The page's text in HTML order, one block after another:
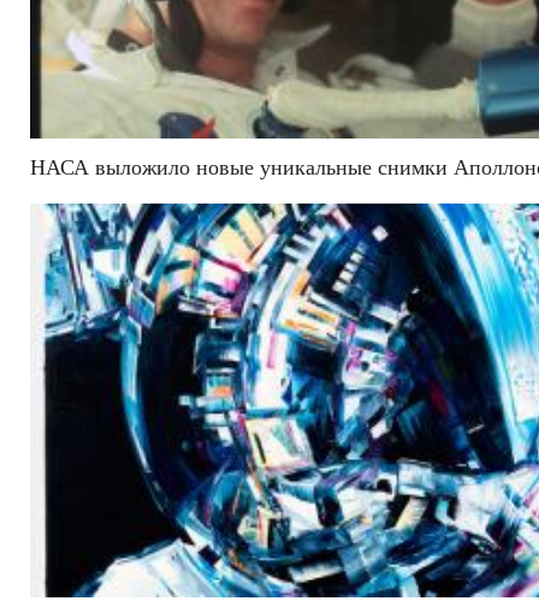
НАСА выложило новые уникальные снимки